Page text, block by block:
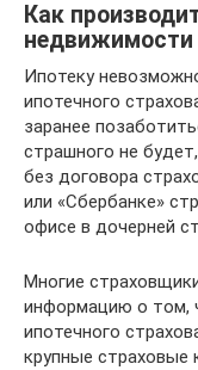
Как
недвижимости
Ипотеку
ипотечного
заранее
страшного не
без договора
или «Сбербанке»
офисе в дочерней
Многие
информацию о том,
ипотечного
крупные страховые